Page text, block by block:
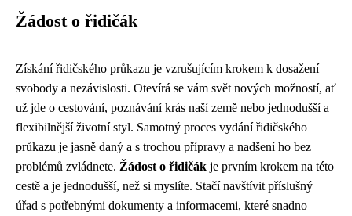
Žádost o řidičák
Získání řidičského průkazu je vzrušujícím krokem k dosažení
svobody a nezávislosti. Otevírá se vám svět nových možností, ať
už jde o cestování, poznávání krás naší země nebo jednodušší a
flexibilnější životní styl. Samotný proces vydání řidičského
průkazu je jasně daný a s trochou přípravy a nadšení ho bez
problémů zvládnete. Žádost o řidičák je prvním krokem na této
cestě a je jednodušší, než si myslíte. Stačí navštívit příslušný
úřad s potřebnými dokumenty a informacemi, které snadno